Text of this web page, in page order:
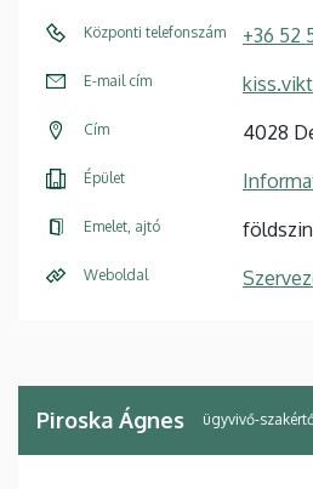
Központi telefonszám +36 52
E-mail cím
Cím 4028
Épület
Emelet, ajtó
Weboldal
Piroska Ágnes ügyvivő-